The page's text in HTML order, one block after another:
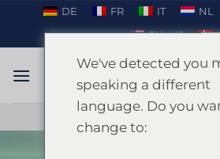
o
conteúdo
DE FR IT NL
EN_US
CONVERSAR NO
We've detected you
speaking a different
language. Do you
change to: